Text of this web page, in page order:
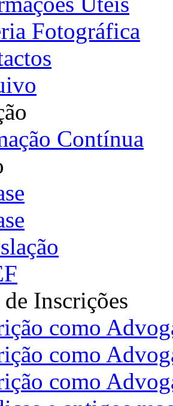
Fotográfica
Contínua
de Inscrições
como
como
como